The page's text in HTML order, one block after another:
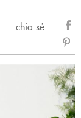
chia sẻ
sẻ